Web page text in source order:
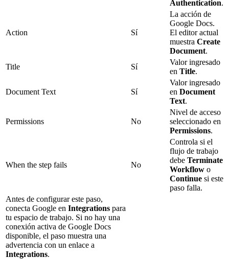
Authentication.
Action Sí
La acción de
Google Docs.
El editor actual
muestra Create
Document.
Title
Sí
Valor ingresado
en Title.
Document Text Sí
Valor ingresado
en Document
Text.
Permissions No
Nivel de acceso
seleccionado en
Permissions.
When the step fails No
Controla si el
flujo de trabajo
debe Terminate
Workflow o
Continue si este
paso falla.
Antes de configurar este paso,
conecta Google en Integrations para
tu espacio de trabajo. Si no hay una
conexión activa de Google Docs
disponible, el paso muestra una
advertencia con un enlace a
Integrations.